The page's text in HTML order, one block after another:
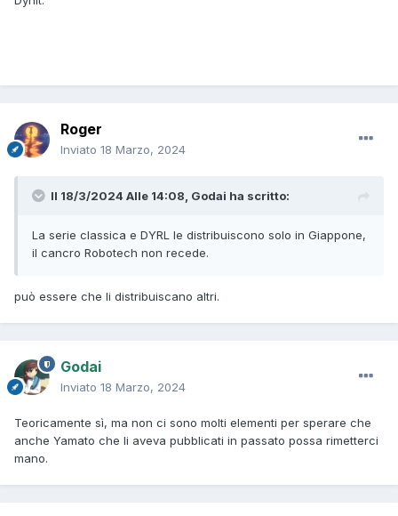
Roger
Inviato 18 Marzo, 2024
Il 18/3/2024 Alle 14:08, Godai ha scritto:
La serie classica e DYRL le distribuiscono solo in Giappone,
il cancro Robotech non recede.
può essere che li distribuiscano altri.
Godai
Inviato 18 Marzo, 2024
Teoricamente sì, ma non ci sono molti elementi per sperare che
anche Yamato che li aveva pubblicati in passato possa rimetterci
mano.